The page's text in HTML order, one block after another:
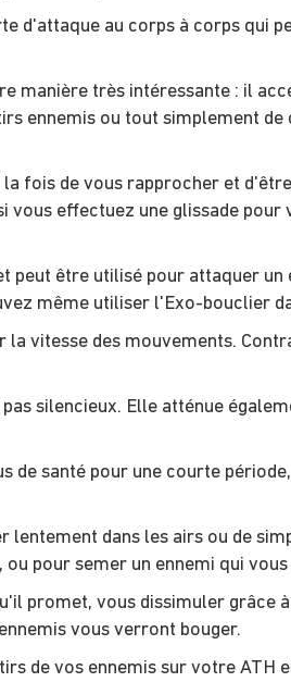
d'attaque au corps à corps qui
manière très intéressante : il
ennemis ou tout simplement
fois de vous rapprocher et
vous effectuez une glissade pour
être utilisé pour attaquer
même utiliser l'Exo-bouclier
la vitesse des mouvements.
silencieux. Elle atténue
de santé pour une courte
lentement dans les airs ou de
pour semer un ennemi qui
promet, vous dissimuler grâce
vous verront bouger.
de vos ennemis sur votre ATH